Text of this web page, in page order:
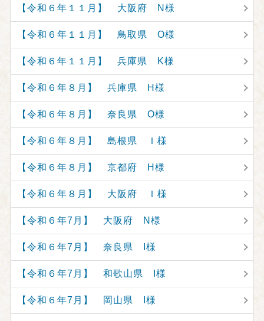
【令和６年１１月】 大阪府 N様
【令和６年１１月】 鳥取県 O様
【令和６年１１月】 兵庫県 K様
【令和６年８月】 兵庫県 H様
【令和６年８月】 奈良県 O様
【令和６年８月】 島根県 Ｉ様
【令和６年８月】 京都府 H様
【令和６年８月】 大阪府 Ｉ様
【令和６年7月】 大阪府 N様
【令和６年7月】 奈良県 I様
【令和６年7月】 和歌山県 I様
【令和６年7月】 岡山県 I様